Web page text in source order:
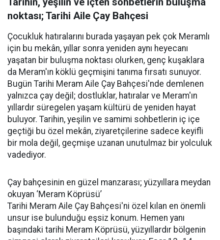
noktası; Tarihi Aile Çay Bahçesi
Çocukluk hatıralarını burada yaşayan pek çok Meramlı
için bu mekân, yıllar sonra yeniden aynı heyecanı
yaşatan bir buluşma noktası olurken, genç kuşaklara
da Meram'ın köklü geçmişini tanıma fırsatı sunuyor.
Bugün Tarihi Meram Aile Çay Bahçesi'nde demlenen
yalnızca çay değil; dostluklar, hatıralar ve Meram'ın
yıllardır süregelen yaşam kültürü de yeniden hayat
buluyor. Tarihin, yeşilin ve samimi sohbetlerin iç içe
geçtiği bu özel mekân, ziyaretçilerine sadece keyifli
bir mola değil, geçmişe uzanan unutulmaz bir yolculuk
vadediyor.
Çay bahçesinin en güzel manzarası; yüzyıllara meydan
okuyan ‘Meram Köprüsü’
Tarihi Meram Aile Çay Bahçesi'ni özel kılan en önemli
unsur ise bulunduğu eşsiz konum. Hemen yanı
başındaki tarihi Meram Köprüsü, yüzyıllardır bölgenin